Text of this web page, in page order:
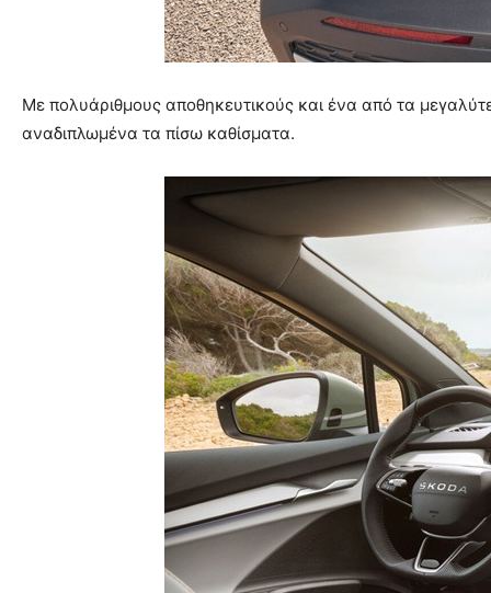
Με πολυάριθμους αποθηκευτικούς και ένα από τα
αναδιπλωμένα τα πίσω καθίσματα.